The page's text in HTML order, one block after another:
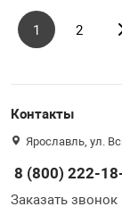
1 2
Контакты
Ярославль, ул.
8 (800) 222-
Заказать звонок